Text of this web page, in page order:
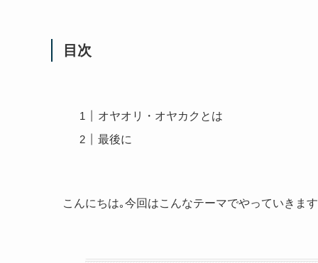
目次
オヤオリ・オヤカクとは
最後に
こんにちは｡今回はこんなテーマでやっていきま